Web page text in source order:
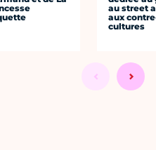
au street
aux
cultures